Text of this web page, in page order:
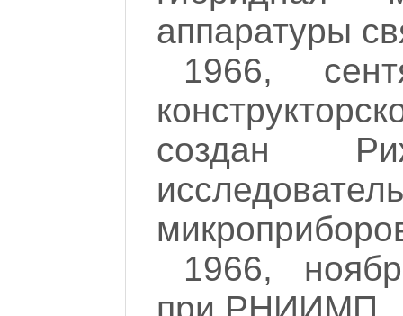
аппаратуры
1966,
создан
1966,